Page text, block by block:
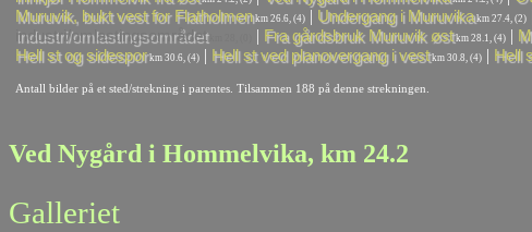
Muruvik, bukt vest for Flatholmenkm 26.6, (4) | Undergang i Muruvikakm 27.4, (2)
industri/omlastingsområdetkm 28, (0) | Fra gårdsbruk Muruvik østkm 28.1, (4) |
Hell st og sidesporkm 30.6, (4) | Hell st ved planovergang i vestkm 30.8, (4) | Hell
Antall bilder på et sted/strekning i parentes. Tilsammen 188 på denne strekningen.
Ved Nygård i Hommelvika, km 24.2
Galleriet